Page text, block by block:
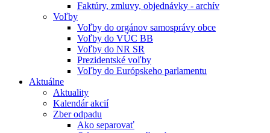
Faktúry, zmluvy, objednávky - archív
Voľby
Voľby do orgánov samosprávy obce
Voľby do VÚC BB
Voľby do NR SR
Prezidentské voľby
Voľby do Európskeho parlamentu
Aktuálne
Aktuality
Kalendár akcií
Zber odpadu
Ako separovať